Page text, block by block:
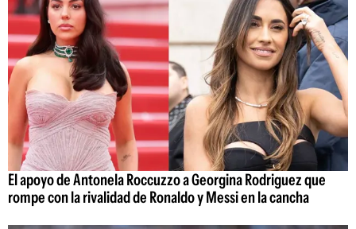
El apoyo de Antonela Roccuzzo a Georgina Rodriguez que
rompe con la rivalidad de Ronaldo y Messi en la cancha